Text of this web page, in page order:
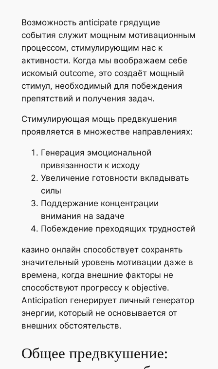
Возможность anticipate грядущие
события служит мощным мотивационным
процессом, стимулирующим нас к
активности. Когда мы воображаем себе
искомый outcome, это создаёт мощный
стимул, необходимый для побеждения
препятствий и получения задач.
Стимулирующая мощь предвкушения
проявляется в множестве направлениях:
Генерация эмоциональной
привязанности к исходу
Увеличение готовности вкладывать
силы
Поддержание концентрации
внимания на задаче
Побеждение преходящих трудностей
казино онлайн способствует сохранять
значительный уровень мотивации даже в
времена, когда внешние факторы не
способствуют прогрессу к objective.
Anticipation генерирует личный генератор
энергии, который не основывается от
внешних обстоятельств.
Общее предвкушение: